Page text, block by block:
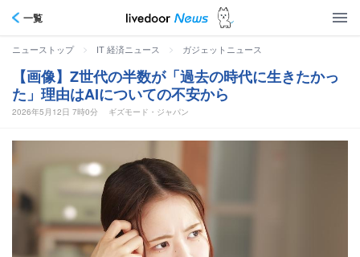
一覧
ニューストップ > IT 経済ニュース > ガジェットニュース
【画像】Z世代の半数が「過去の時代に生きたかっ
た」理由はAIについての不安から
2026年5月12日 7時0分 ギズモード・ジャパン